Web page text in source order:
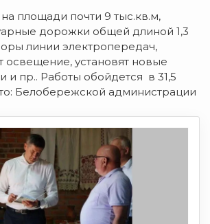
площади почти 9 тыс.кв.м,
дорожки общей длиной 1,3
линии электропередач,
установят новые
и пр.. Работы обойдется в 31,5
Белобережской администрации